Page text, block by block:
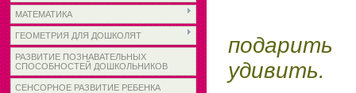
МАТЕМАТИКА
ГЕОМЕТРИЯ ДЛЯ ДОШКОЛЯТ
РАЗВИТИЕ ПОЗНАВАТЕЛЬНЫХ
СПОСОБНОСТЕЙ ДОШКОЛЬНИКОВ
СЕНСОРНОЕ РАЗВИТИЕ РЕБЕНКА
удивить.